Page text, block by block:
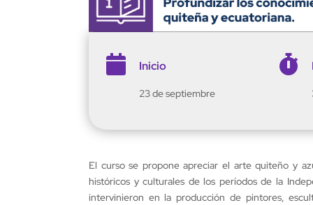
 Inicio
23 de septiembre

El curso se propone apreciar el arte quiteño y
históricos y culturales de los períodos de la
intervinieron en la producción de pintores,